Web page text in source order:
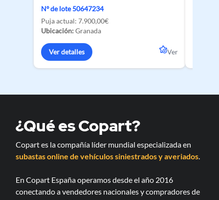
Nº de lote 50647234
Puja actual: 7.900,00€
Ubicación: Granada
Ver detalles Ver
¿Qué es Copart?
Copart es la compañía líder mundial especializada en
subastas online de vehículos siniestrados y averiados
En Copart España operamos desde el año 2016
conectando a vendedores nacionales y compradores de